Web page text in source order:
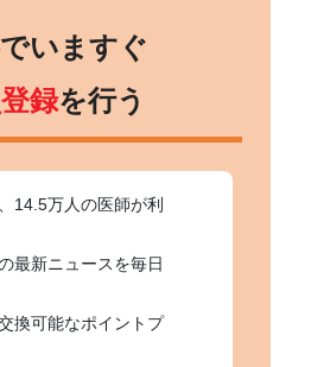
でいますぐ
録を行う
14.5万人の医師が利
最新ニュースを毎日
換可能なポイントプ